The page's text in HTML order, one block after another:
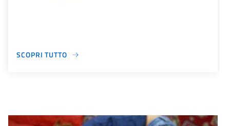
SCOPRI TUTTO